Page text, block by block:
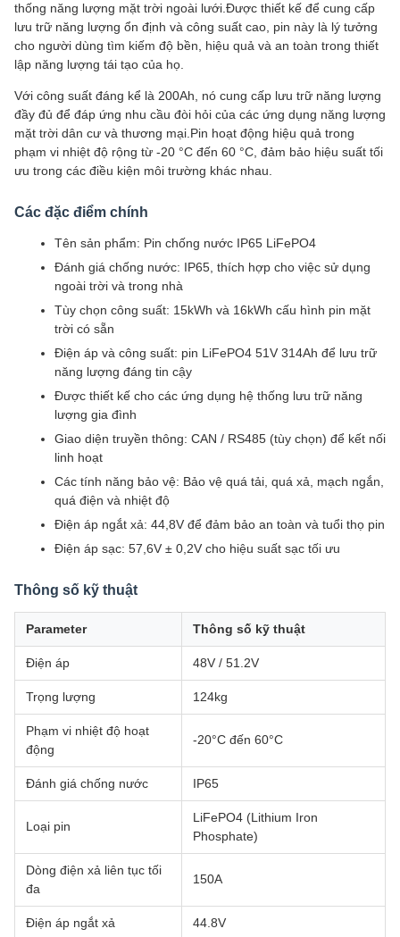
thống năng lượng mặt trời ngoài lưới.Được thiết kế để cung cấp
lưu trữ năng lượng ổn định và công suất cao, pin này là lý tưởng
cho người dùng tìm kiếm độ bền, hiệu quả và an toàn trong thiết
lập năng lượng tái tạo của họ.
Với công suất đáng kể là 200Ah, nó cung cấp lưu trữ năng lượng
đầy đủ để đáp ứng nhu cầu đòi hỏi của các ứng dụng năng lượng
mặt trời dân cư và thương mại.Pin hoạt động hiệu quả trong
phạm vi nhiệt độ rộng từ -20 °C đến 60 °C, đảm bảo hiệu suất tối
ưu trong các điều kiện môi trường khác nhau.
Các đặc điểm chính
Tên sản phẩm: Pin chống nước IP65 LiFePO4
Đánh giá chống nước: IP65, thích hợp cho việc sử dụng
ngoài trời và trong nhà
Tùy chọn công suất: 15kWh và 16kWh cấu hình pin mặt
trời có sẵn
Điện áp và công suất: pin LiFePO4 51V 314Ah để lưu trữ
năng lượng đáng tin cậy
Được thiết kế cho các ứng dụng hệ thống lưu trữ năng
lượng gia đình
Giao diện truyền thông: CAN / RS485 (tùy chọn) để kết nối
linh hoạt
Các tính năng bảo vệ: Bảo vệ quá tải, quá xả, mạch ngắn,
quá điện và nhiệt độ
Điện áp ngắt xả: 44,8V để đảm bảo an toàn và tuổi thọ pin
Điện áp sạc: 57,6V ± 0,2V cho hiệu suất sạc tối ưu
Thông số kỹ thuật
Parameter Thông số kỹ thuật
Điện áp 48V / 51.2V
Trọng lượng 124kg
Phạm vi nhiệt độ hoạt
động
-20°C đến 60°C
Đánh giá chống nước IP65
Loại pin
LiFePO4 (Lithium Iron
Phosphate)
Dòng điện xả liên tục tối
đa
150A
Điện áp ngắt xả 44.8V